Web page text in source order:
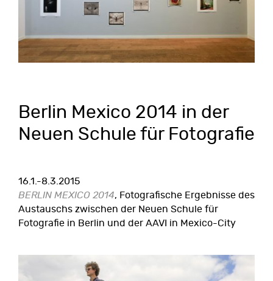
Berlin Mexico 2014 in der
Neuen Schule für Fotografie
16.1.-8.3.2015
BERLIN MEXICO 2014, Fotografische Ergebnisse des
Austauschs zwischen der Neuen Schule für
Fotografie in Berlin und der AAVI in Mexico-City